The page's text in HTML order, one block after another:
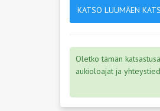
KATSO LUUMÄEN
Oletko tämän
aukioloajat ja